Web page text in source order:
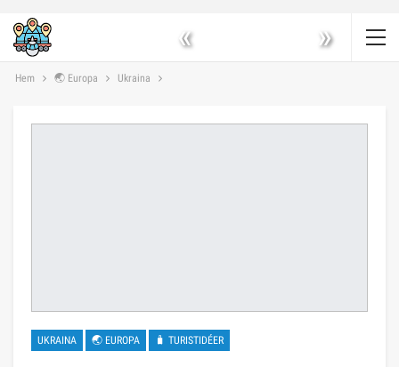
« »
Hem 🌏 Europa Ukraina
UKRAINA 🌏 EUROPA 🧳 TURISTIDÉER